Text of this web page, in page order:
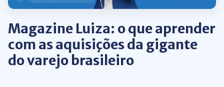
Magazine Luiza: o que aprender
com as aquisições da gigante
do varejo brasileiro